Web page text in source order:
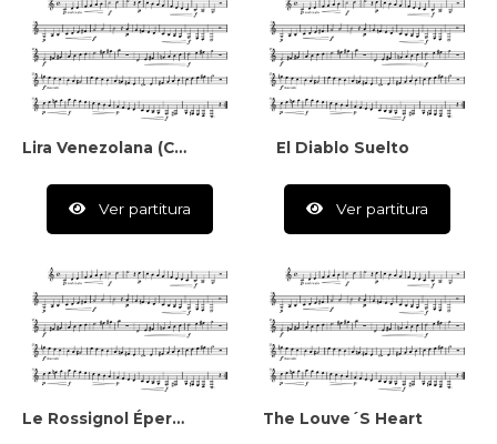
Lira Venezolana (colección De Piezas Para Piano)
Ver partitura
El Diablo Suelto
Ver partitura
Le Rossignol Éperdu. Serie III Carnet De Viaje The Louve´s Heart